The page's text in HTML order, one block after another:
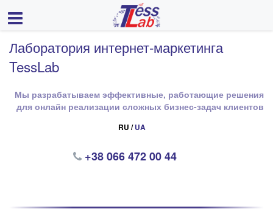
Лаборатория интернет-маркетинга
TessLab
Мы разрабатываем эффективные, работающие решения
для онлайн реализации сложных бизнес-задач клиентов
RU /UA
+38 066 472 00 44